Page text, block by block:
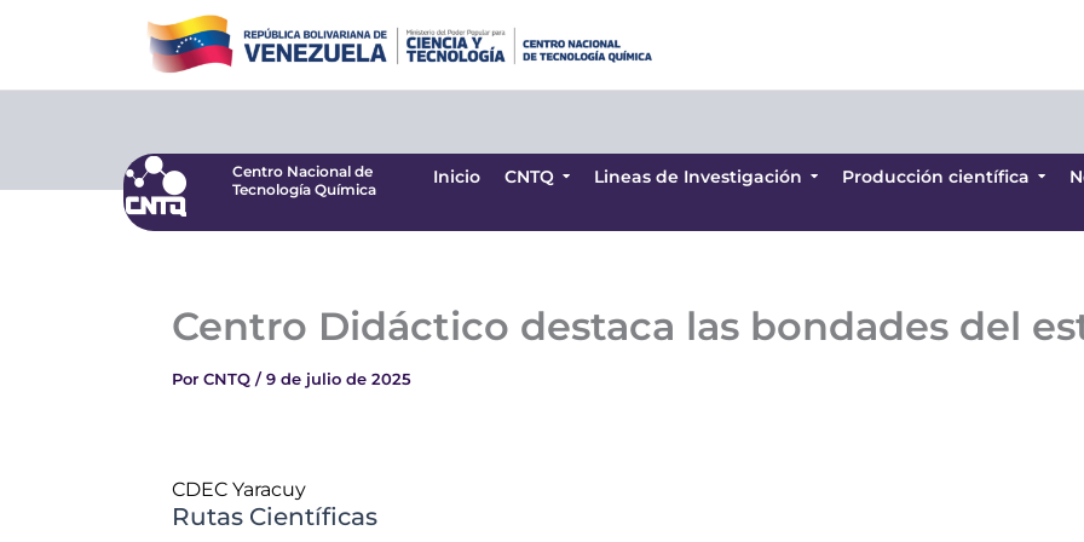
Tecnología Química
CNTQ
Centro Nacional de
Tecnología Química
Inicio CNTQ Lineas de Investigación Producción científica
Centro Didáctico destaca las bondades del
Por CNTQ /9 de julio de 2025
CDEC Yaracuy
Rutas Científicas